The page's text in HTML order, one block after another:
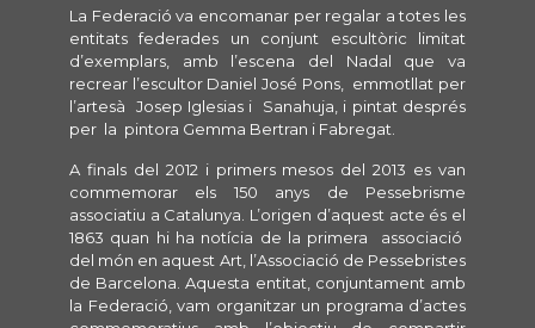
La Federació va encomanar per regalar a totes les
entitats federades un conjunt escultòric limitat
d’exemplars, amb l’escena del Nadal que va
recrear l’escultor Daniel José Pons, emmotllat per
l’artesà Josep Iglesias i Sanahuja, i pintat després
per la pintora Gemma Bertran i Fabregat.
A finals del 2012 i primers mesos del 2013 es van
commemorar els 150 anys de Pessebrisme
associatiu a Catalunya. L’origen d’aquest acte és el
1863 quan hi ha notícia de la primera associació
del món en aquest Art, l’Associació de Pessebristes
de Barcelona. Aquesta entitat, conjuntament amb
la Federació, vam organitzar un programa d’actes